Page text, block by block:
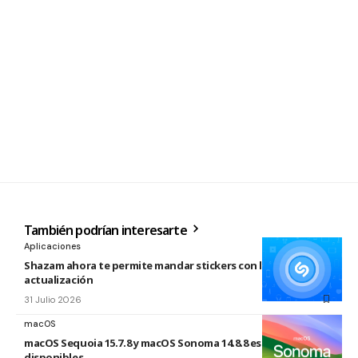
También podrían interesarte
Aplicaciones
Shazam ahora te permite mandar stickers con la nueva
actualización
31 Julio 2026
macOS
macOS Sequoia 15.7.8 y macOS Sonoma 14.8.8 están